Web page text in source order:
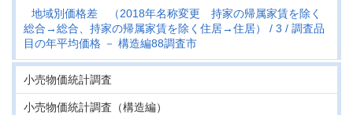
地域別価格差 （2018年名称変更 持家の帰属家賃を除く
総合→総合、持家の帰属家賃を除く住居→住居）
3
調査品
目の年平均価格 － 構造編88調査市
小売物価統計調査
小売物価統計調査（構造編）